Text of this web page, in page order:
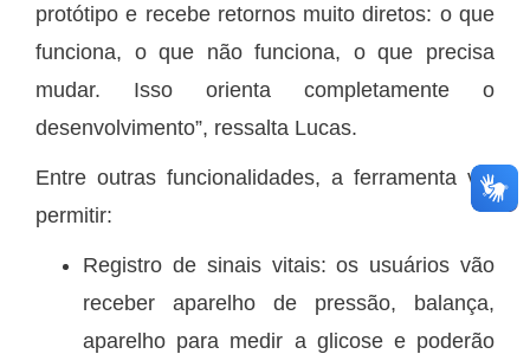
protótipo e recebe retornos muito diretos: o que
funciona, o que não funciona, o que precisa
mudar. Isso orienta completamente o
desenvolvimento”, ressalta Lucas.
Entre outras funcionalidades, a ferramenta vai
permitir:
Registro de sinais vitais: os usuários vão
receber aparelho de pressão, balança,
aparelho para medir a glicose e poderão